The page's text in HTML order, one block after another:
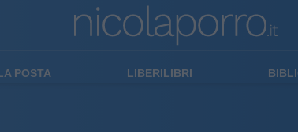
POSTA LIBERILIBRI